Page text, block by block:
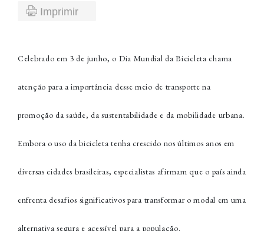
Imprimir
Celebrado em 3 de junho, o Dia Mundial da Bicicleta chama
atenção para a importância desse meio de transporte na
promoção da saúde, da sustentabilidade e da mobilidade urbana.
Embora o uso da bicicleta tenha crescido nos últimos anos em
diversas cidades brasileiras, especialistas afirmam que o país ainda
enfrenta desafios significativos para transformar o modal em uma
alternativa segura e acessível para a população.